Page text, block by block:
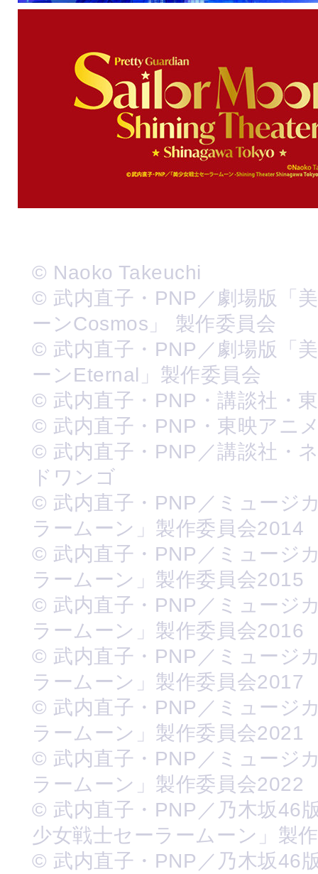
© Naoko Takeuchi
© 武内直子・PNP／劇場版「
ーンCosmos」 製作委員会
© 武内直子・PNP／劇場版「
ーンEternal」製作委員会
© 武内直子・PNP・講談社・
© 武内直子・PNP・東映アニ
© 武内直子・PNP／講談社・
ドワンゴ
© 武内直子・PNP／ミュージ
ラームーン」製作委員会2014
© 武内直子・PNP／ミュージ
ラームーン」製作委員会2015
© 武内直子・PNP／ミュージ
ラームーン」製作委員会2016
© 武内直子・PNP／ミュージ
ラームーン」製作委員会2017
© 武内直子・PNP／ミュージ
ラームーン」製作委員会2021
© 武内直子・PNP／ミュージ
ラームーン」製作委員会2022
© 武内直子・PNP／乃木坂46
少女戦士セーラームーン」製
© 武内直子・PNP／乃木坂46